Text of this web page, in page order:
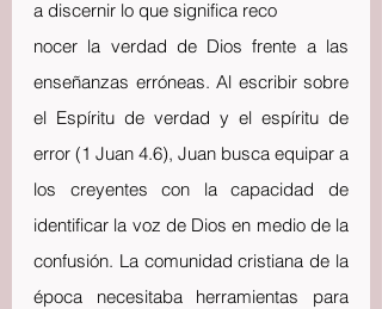
a discernir lo que significa reco
nocer la verdad de Dios frente a las
enseñanzas erróneas. Al escribir sobre
el Espíritu de verdad y el espíritu de
error (1 Juan 4.6), Juan busca equipar a
los creyentes con la capacidad de
identificar la voz de Dios en medio de la
confusión. La comunidad cristiana de la
época necesitaba herramientas para